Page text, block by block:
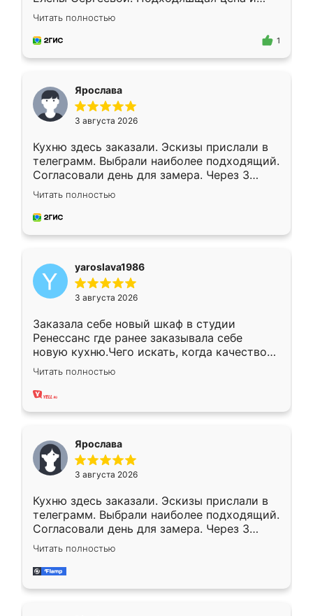
короткие сроки изготовления. Приехавший
для замера сотрудник Владислав
предложил по моему эскизу самый
Читать полностью
1
Ярослава
3 августа 2026
Кухню здесь заказали. Эскизы прислали в
телеграмм. Выбрали наиболее подходящий.
Согласовали день для замера. Через 3
недели кухня была уже готова. Остались
довольны работой. Спасибо Ренессанс
мебель за качественную работу!
Читать полностью
yaroslava1986
3 августа 2026
Заказала себе новый шкаф в студии
Ренессанс где ранее заказывала себе
новую кухню.Чего искать, когда качеством
вполне довольна. Служит кухня уже почти
два года, нареканий нет.
Читать полностью
Ярослава
3 августа 2026
Кухню здесь заказали. Эскизы прислали в
телеграмм. Выбрали наиболее подходящий.
Согласовали день для замера. Через 3
недели кухня была уже готова. Остались
довольны работой. Спасибо Ренессанс
мебель за качественную работу!
Читать полностью